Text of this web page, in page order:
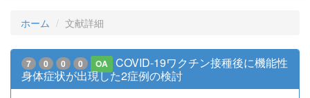
ホーム 文献詳細
7 0 0 0 OA
COVID-19ワクチン接種後に機能性
身体症状が出現した2症例の検討